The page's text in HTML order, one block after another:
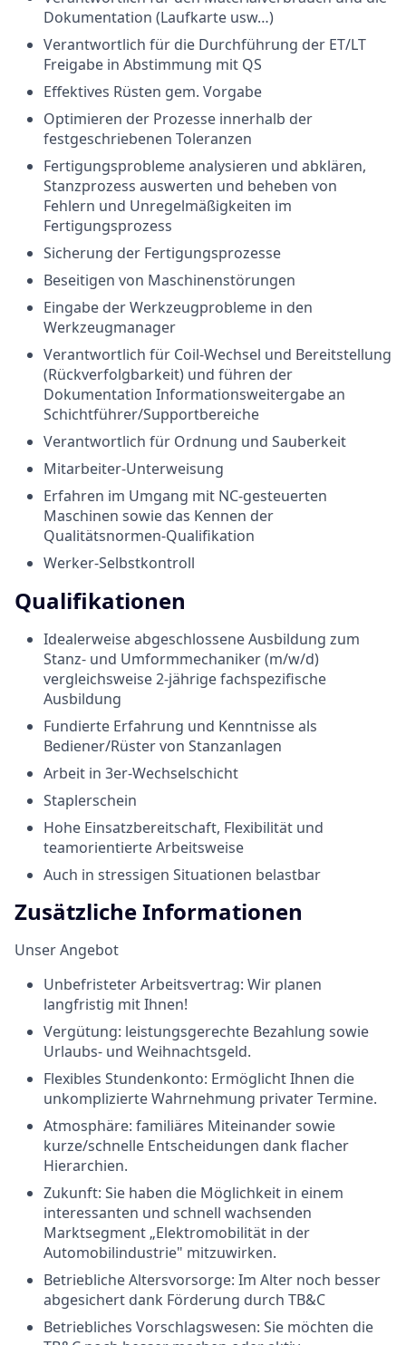
Dokumentation (Laufkarte usw…)
Verantwortlich für die Durchführung der ET/LT
Freigabe in Abstimmung mit QS
Effektives Rüsten gem. Vorgabe
Optimieren der Prozesse innerhalb der
festgeschriebenen Toleranzen
Fertigungsprobleme analysieren und abklären,
Stanzprozess auswerten und beheben von
Fehlern und Unregelmäßigkeiten im
Fertigungsprozess
Sicherung der Fertigungsprozesse
Beseitigen von Maschinenstörungen
Eingabe der Werkzeugprobleme in den
Werkzeugmanager
Verantwortlich für Coil-Wechsel und Bereitstellung
(Rückverfolgbarkeit) und führen der
Dokumentation Informationsweitergabe an
Schichtführer/Supportbereiche
Verantwortlich für Ordnung und Sauberkeit
Mitarbeiter-Unterweisung
Erfahren im Umgang mit NC-gesteuerten
Maschinen sowie das Kennen der
Qualitätsnormen-Qualifikation
Werker-Selbstkontroll
Qualifikationen
Idealerweise abgeschlossene Ausbildung zum
Stanz- und Umformmechaniker (m/w/d)
vergleichsweise 2-jährige fachspezifische
Ausbildung
Fundierte Erfahrung und Kenntnisse als
Bediener/Rüster von Stanzanlagen
Arbeit in 3er-Wechselschicht
Staplerschein
Hohe Einsatzbereitschaft, Flexibilität und
teamorientierte Arbeitsweise
Auch in stressigen Situationen belastbar
Zusätzliche Informationen
Unser Angebot
Unbefristeter Arbeitsvertrag: Wir planen
langfristig mit Ihnen!
Vergütung: leistungsgerechte Bezahlung sowie
Urlaubs- und Weihnachtsgeld.
Flexibles Stundenkonto: Ermöglicht Ihnen die
unkomplizierte Wahrnehmung privater Termine.
Atmosphäre: familiäres Miteinander sowie
kurze/schnelle Entscheidungen dank flacher
Hierarchien.
Zukunft: Sie haben die Möglichkeit in einem
interessanten und schnell wachsenden
Marktsegment „Elektromobilität in der
Automobilindustrie" mitzuwirken.
Betriebliche Altersvorsorge: Im Alter noch besser
abgesichert dank Förderung durch TB&C
Betriebliches Vorschlagswesen: Sie möchten die